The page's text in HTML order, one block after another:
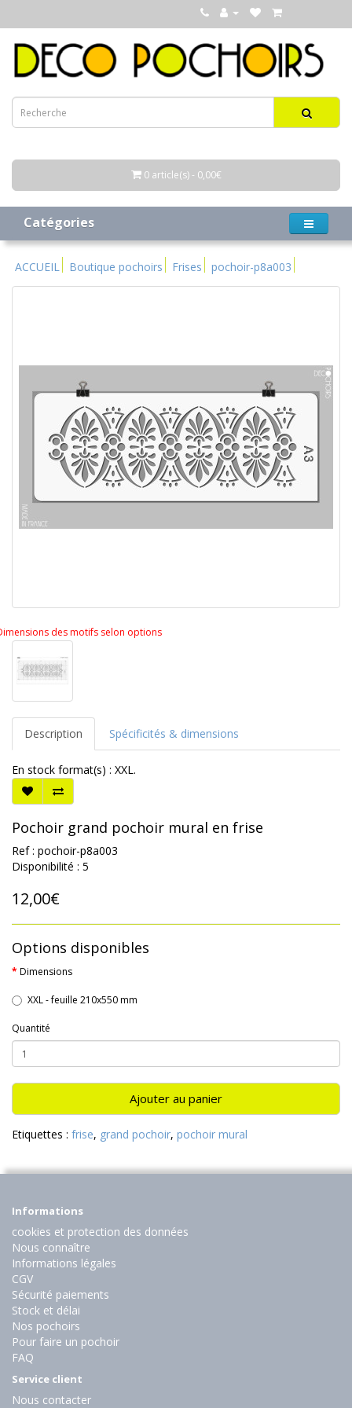
0 article(s) - 0,00€
Catégories
ACCUEIL Boutique pochoirs Frises pochoir-p8a003
des motifs selon options
Description Spécificités & dimensions
En stock format(s) : XXL.
Pochoir grand pochoir mural en frise
Ref : pochoir-p8a003
Disponibilité : 5
12,00€
Options disponibles
Dimensions
XXL - feuille 210x550 mm
Quantité
Ajouter au panier
Etiquettes : frise, grand pochoir, pochoir mural
Informations
cookies et protection des données
Nous connaître
Informations légales
CGV
Sécurité paiements
Stock et délai
Nos pochoirs
Pour faire un pochoir
FAQ
Service client
Nous contacter